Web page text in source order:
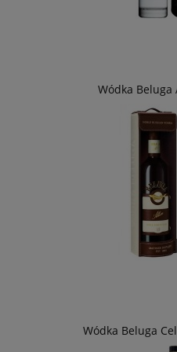
Wódka Beluga
Wódka Beluga